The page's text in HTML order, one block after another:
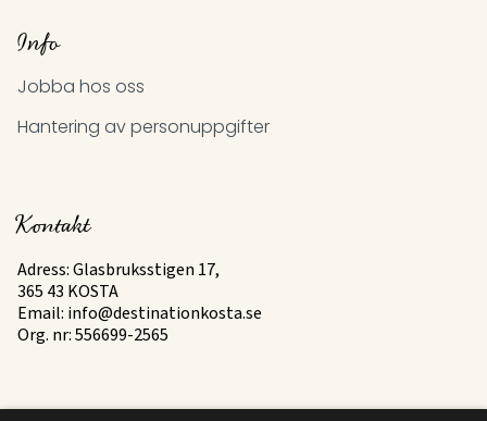
Info
Jobba hos oss
Hantering av personuppgifter
Kontakt
Adress: Glasbruksstigen 17,
365 43 KOSTA
Email: info@destinationkosta.se
Org. nr: 556699-2565